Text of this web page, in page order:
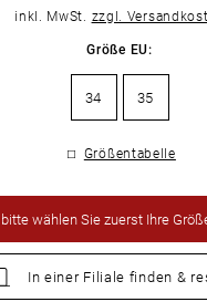
inkl. MwSt. zzgl.
Größe EU:
34 35
Größentabelle
bittewählen Sie zuerst Ihre
In einer Filiale finden &